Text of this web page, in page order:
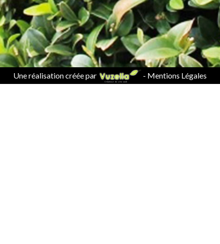
Une réalisation créée par - Mentions Légales